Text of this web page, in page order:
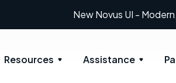
New Novus UI -
Resources Assistance